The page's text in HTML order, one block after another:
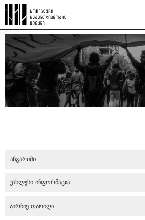
ანგარიში
უახლესი ინფორმაცია